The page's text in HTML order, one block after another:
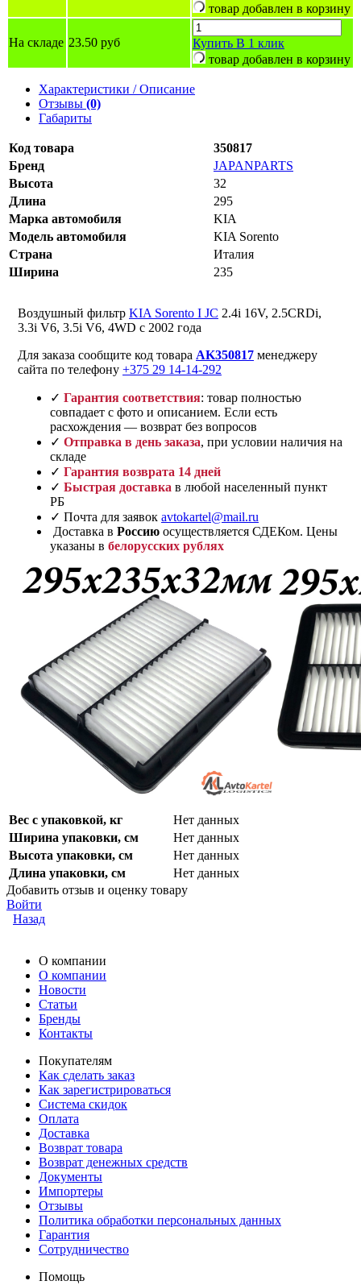
товар добавлен в корзину
На складе 23.50 руб Купить В 1 клик
товар добавлен в корзину
Характеристики / Описание
Отзывы (0)
Габариты
Код товара
350817
Бренд
JAPANPARTS
Высота
32
Длина
295
Марка автомобиля
KIA
Модель автомобиля
KIA Sorento
Страна
Италия
Ширина
235
Воздушный фильтр KIA Sorento I JC 2.4i 16V, 2.5CRDi,
3.3i V6, 3.5i V6, 4WD с 2002 года
Для заказа сообщите код товара AK350817 менеджеру
сайта по телефону +375 29 14-14-292
✓ Гарантия соответствия: товар полностью
совпадает с фото и описанием. Если есть
расхождения — возврат без вопросов
✓ Отправка в день заказа, при условии наличия на
складе
✓ Гарантия возврата 14 дней
✓ Быстрая доставка в любой населенный пункт
РБ
✓ Почта для заявок avtokartel@mail.ru
Доставка в Россию осуществляется СДЕКом. Цены
указаны в белорусских рублях
Вес с упаковкой, кг
Нет данных
Ширина упаковки, см
Нет данных
Высота упаковки, см
Нет данных
Длина упаковки, см
Нет данных
Добавить отзыв и оценку товару
Войти
Назад
О компании
О компании
Новости
Статьи
Бренды
Контакты
Покупателям
Как сделать заказ
Как зарегистрироваться
Система скидок
Оплата
Доставка
Возврат товара
Возврат денежных средств
Документы
Импортеры
Отзывы
Политика обработки персональных данных
Гарантия
Сотрудничество
Помощь